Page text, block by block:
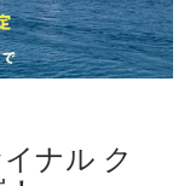
ナル ク